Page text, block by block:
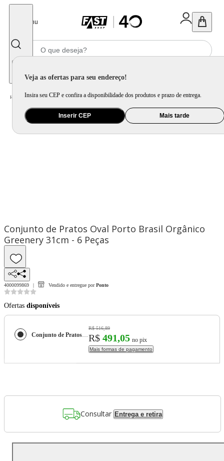
Menu
Veja as ofertas para seu endereço!
Insira seu CEP e confira a disponibilidade dos produtos e prazo de entrega.
Inserir CEP Mais tarde
Home Utilidade Doméstica Mesa / Aparelho de Jantar e Prato Avulso
Conjunto de Pratos Oval Porto Brasil Orgânico
Greenery 31cm - 6 Peças
4000099869 Vendido e entregue por Ponto
Ofertas disponíveis
Conjunto de Pratos Oval Porto Brasil Orgânico Greenery 31cm - 6 Peças
R$ 516,89
R$ 491,05 no pix
Mais formas de pagamento
Consultar Entrega e retira